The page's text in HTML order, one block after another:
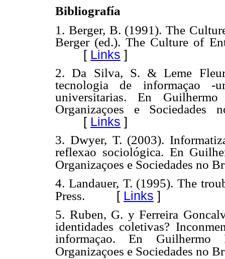
Bibliografía
1. Berger, B. (1991). The
Berger (ed.). The Culture of
[ Links ]
2. Da Silva, S. & Leme
tecnologia de informaçao -
universitarias. En
Organizaçoes e
[ Links ]
3. Dwyer, T. (2003).
reflexao sociológica. En
Organizaçoes e Sociedades no
4. Landauer, T. (1995). The
Press. [ Links ]
5. Ruben, G. y Ferreira
identidades coletivas?
informaçao. En
Organizaçoes e Sociedades no